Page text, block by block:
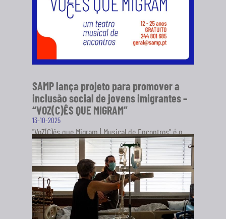
SAMP lança projeto para promover a
inclusão social de jovens imigrantes –
“VOZ(C)ÊS QUE MIGRAM”
13-10-2025
"VoZ(C)ês que Migram | Musical de Encontros" é o
novo projeto da Sociedade Artística Musical dos
Pousos (SAMP), em...
SABER MAIS